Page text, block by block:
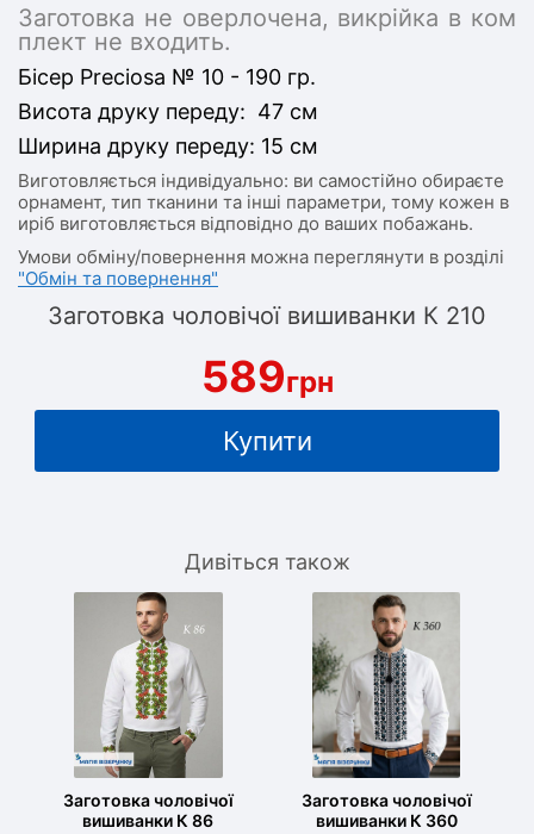
Заготовка не оверлочена, викрійка в ком
плект не входить.
Бісер Preciosa № 10 - 190 гр.
Висота друку переду: 47 см
Ширина друку переду: 15 см
Виготовляється індивідуально: ви самостійно обираєте
орнамент, тип тканини та інші параметри, тому кожен в
иріб виготовляється відповідно до ваших побажань.
Умови обміну/повернення можна переглянути в розділі
"Обмін та повернення"
Заготовка чоловічої вишиванки К 210
589грн
Купити
Дивіться також
Заготовка чоловічої
вишиванки К 86
Заготовка чоловічої
вишиванки К 360